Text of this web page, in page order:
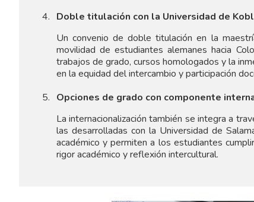
Doble titulación con la Universidad de
Un convenio de doble titulación en la
movilidad de estudiantes alemanes hacia
trabajos de grado, cursos homologados y la
en la equidad del intercambio y participación
Opciones de grado con componente
La internacionalización también se integra a
las desarrolladas con la Universidad de
académico y permiten a los estudiantes
rigor académico y reflexión intercultural.